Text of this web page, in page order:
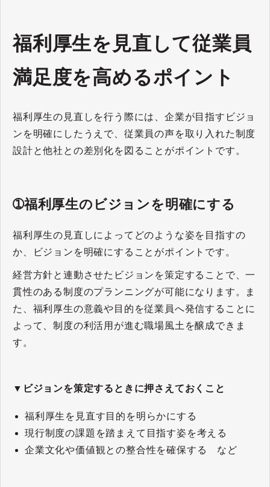
福利厚生を見直して従業員
満足度を高めるポイント
福利厚生の見直しを行う際には、企業が目指すビジョ
ンを明確にしたうえで、従業員の声を取り入れた制度
設計と他社との差別化を図ることがポイントです。
➀福利厚生のビジョンを明確にする
福利厚生の見直しによってどのような姿を目指すの
か、ビジョンを明確にすることがポイントです。
経営方針と連動させたビジョンを策定することで、一
貫性のある制度のプランニングが可能になります。ま
た、福利厚生の意義や目的を従業員へ発信することに
よって、制度の利活用が進む職場風土を醸成できま
す。
▼ビジョンを策定するときに押さえておくこと
福利厚生を見直す目的を明らかにする
現行制度の課題を踏まえて目指す姿を考える
企業文化や価値観との整合性を確保する など